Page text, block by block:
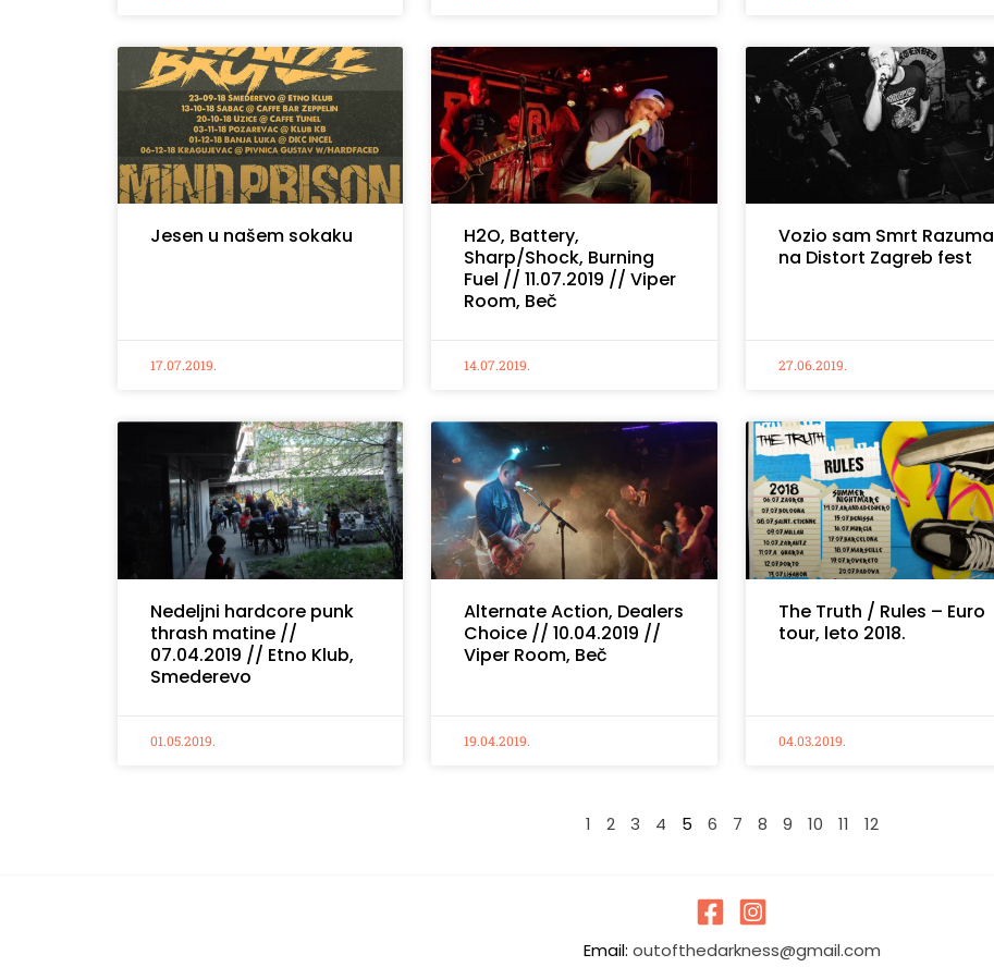
Jesen u našem sokaku
17.07.2019.
H2O, Battery,
Sharp/Shock, Burning
Fuel // 11.07.2019 // Viper
Room, Beč
14.07.2019.
Vozio sam Smrt Razuma
na Distort Zagreb fest
27.06.2019.
Nedeljni hardcore punk
thrash matine //
07.04.2019 // Etno Klub,
Smederevo
01.05.2019.
Alternate Action, Dealers
Choice // 10.04.2019 //
Viper Room, Beč
19.04.2019.
The Truth / Rules – Euro
tour, leto 2018.
04.03.2019.
1 2 3 4 5 6 7 8 9 10 11 12
Email: outofthedarkness@gmail.com